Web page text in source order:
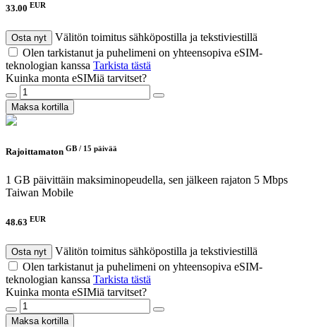
33.00 EUR
Osta nyt
Välitön toimitus sähköpostilla ja tekstiviestillä
Olen tarkistanut ja puhelimeni on yhteensopiva eSIM-
teknologian kanssa Tarkista tästä
Kuinka monta eSIMiä tarvitset?
Maksa kortilla
Rajoittamaton GB / 15 päivää
1 GB päivittäin maksiminopeudella, sen jälkeen rajaton 5 Mbps
Taiwan Mobile
48.63 EUR
Osta nyt
Välitön toimitus sähköpostilla ja tekstiviestillä
Olen tarkistanut ja puhelimeni on yhteensopiva eSIM-
teknologian kanssa Tarkista tästä
Kuinka monta eSIMiä tarvitset?
Maksa kortilla